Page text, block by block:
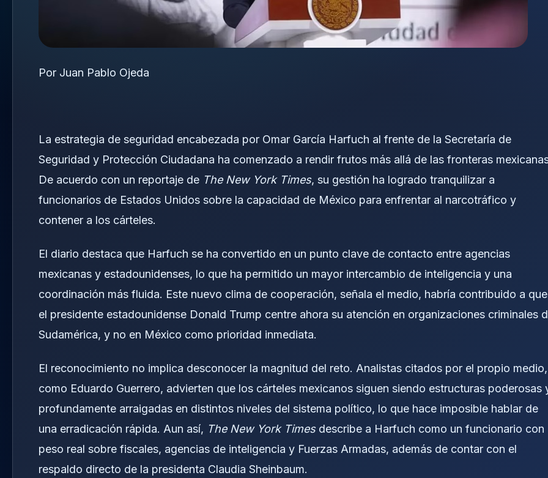
Por Juan Pablo Ojeda
La estrategia de seguridad encabezada por Omar García Harfuch al frente de la Secretaría de
Seguridad y Protección Ciudadana ha comenzado a rendir frutos más allá de las fronteras
De acuerdo con un reportaje de The New York Times, su gestión ha logrado tranquilizar a
funcionarios de Estados Unidos sobre la capacidad de México para enfrentar al narcotráfico y
contener a los cárteles.
El diario destaca que Harfuch se ha convertido en un punto clave de contacto entre agencias
mexicanas y estadounidenses, lo que ha permitido un mayor intercambio de inteligencia y una
coordinación más fluida. Este nuevo clima de cooperación, señala el medio, habría contribuido a que
el presidente estadounidense Donald Trump centre ahora su atención en organizaciones criminales
Sudamérica, y no en México como prioridad inmediata.
El reconocimiento no implica desconocer la magnitud del reto. Analistas citados por el propio medio,
como Eduardo Guerrero, advierten que los cárteles mexicanos siguen siendo estructuras poderosas
profundamente arraigadas en distintos niveles del sistema político, lo que hace imposible hablar de
una erradicación rápida. Aun así, The New York Timesdescribe a Harfuch como un funcionario con
peso real sobre fiscales, agencias de inteligencia y Fuerzas Armadas, además de contar con el
respaldo directo de la presidenta Claudia Sheinbaum.